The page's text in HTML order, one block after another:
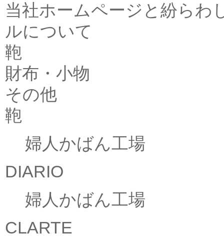
当社ホームページと紛らわ
ルについて
鞄
財布・小物
その他
鞄
婦人かばん工場
DIARIO
婦人かばん工場
CLARTE